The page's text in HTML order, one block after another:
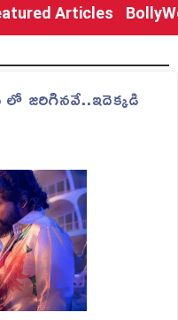
Articles
జరిగినవే..ఇదెక్కడి